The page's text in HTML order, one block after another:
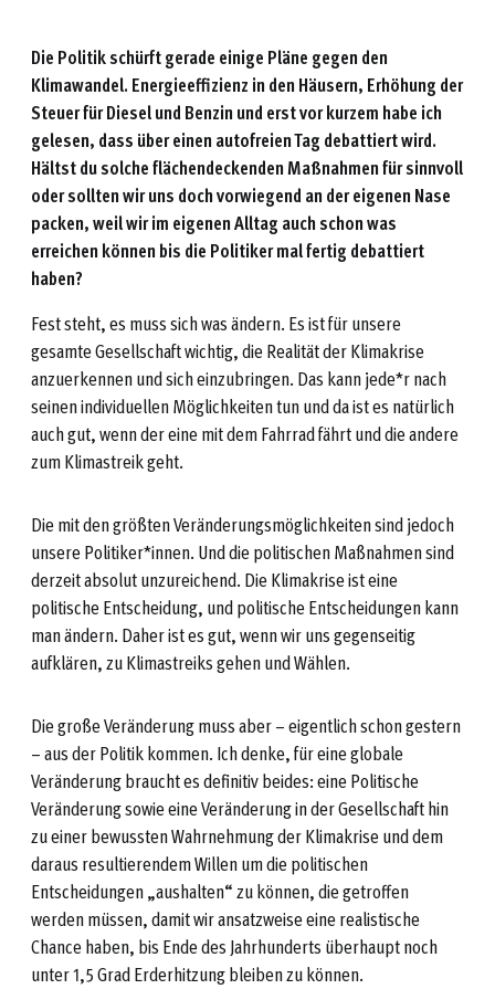
Die Politik schürft gerade einige Pläne gegen den
Klimawandel. Energieeffizienz in den Häusern, Erhöhung der
Steuer für Diesel und Benzin und erst vor kurzem habe ich
gelesen, dass über einen autofreien Tag debattiert wird.
Hältst du solche flächendeckenden Maßnahmen für sinnvoll
oder sollten wir uns doch vorwiegend an der eigenen Nase
packen, weil wir im eigenen Alltag auch schon was
erreichen können bis die Politiker mal fertig debattiert
haben?
Fest steht, es muss sich was ändern. Es ist für unsere
gesamte Gesellschaft wichtig, die Realität der Klimakrise
anzuerkennen und sich einzubringen. Das kann jede*r nach
seinen individuellen Möglichkeiten tun und da ist es natürlich
auch gut, wenn der eine mit dem Fahrrad fährt und die andere
zum Klimastreik geht.
Die mit den größten Veränderungsmöglichkeiten sind jedoch
unsere Politiker*innen. Und die politischen Maßnahmen sind
derzeit absolut unzureichend. Die Klimakrise ist eine
politische Entscheidung, und politische Entscheidungen kann
man ändern. Daher ist es gut, wenn wir uns gegenseitig
aufklären, zu Klimastreiks gehen und Wählen.
Die große Veränderung muss aber – eigentlich schon gestern
– aus der Politik kommen. Ich denke, für eine globale
Veränderung braucht es definitiv beides: eine Politische
Veränderung sowie eine Veränderung in der Gesellschaft hin
zu einer bewussten Wahrnehmung der Klimakrise und dem
daraus resultierendem Willen um die politischen
Entscheidungen „aushalten“ zu können, die getroffen
werden müssen, damit wir ansatzweise eine realistische
Chance haben, bis Ende des Jahrhunderts überhaupt noch
unter 1,5 Grad Erderhitzung bleiben zu können.